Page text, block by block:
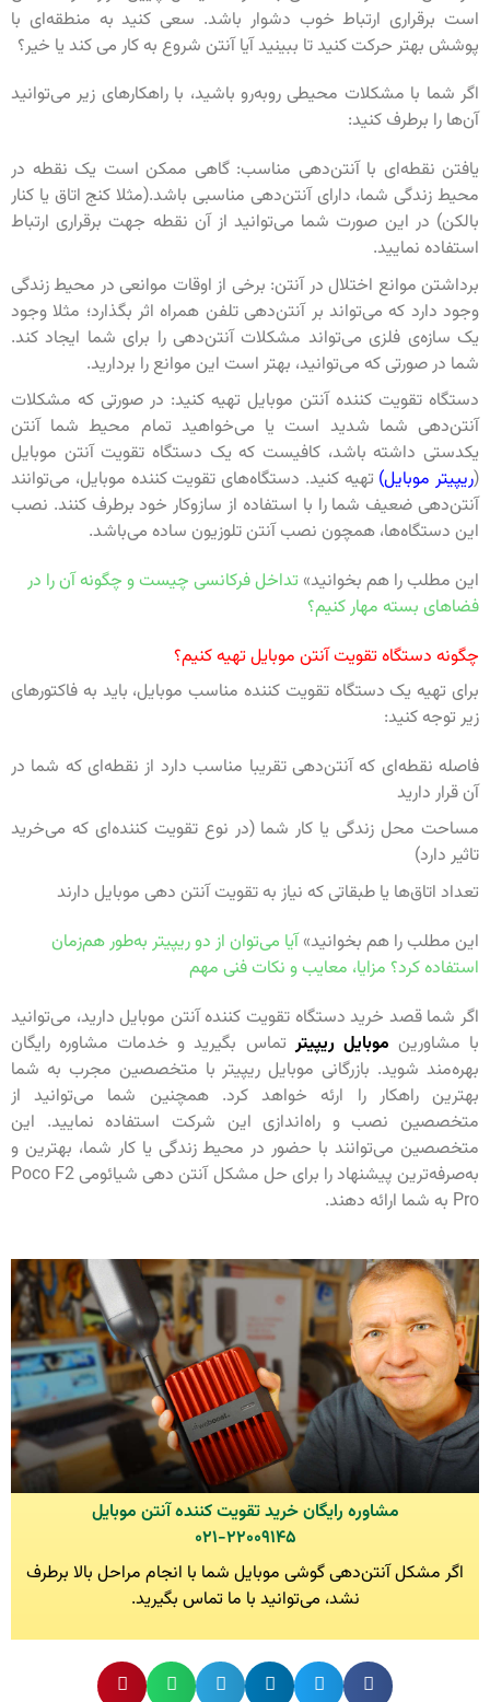
است برقراری ارتباط خوب دشوار باشد. سعی کنید به منطقه‌ای با
پوشش بهتر حرکت کنید تا ببینید آیا آنتن شروع به کار می کند یا خیر‌؟
اگر شما با مشکلات محیطی روبه‌رو باشید، با راهکارهای زیر می‌توانید
آن‌ها را برطرف کنید:
یافتن نقطه‌ای با آنتن‌دهی مناسب: گاهی ممکن است یک نقطه در
محیط زندگی شما، دارای آنتن‌دهی مناسبی باشد.(مثلا کنج اتاق یا کنار
بالکن) در این صورت شما می‌توانید از آن نقطه جهت برقراری ارتباط
استفاده نمایید.
برداشتن موانع اختلال در آنتن: برخی از اوقات موانعی در محیط زندگی
وجود دارد که می‌تواند بر آنتن‌دهی تلفن همراه اثر بگذارد؛ مثلا وجود
یک سازه‌ی فلزی می‌تواند مشکلات آنتن‌دهی را برای شما ایجاد کند.
شما در صورتی که می‌توانید، بهتر است این موانع را بردارید.
دستگاه تقویت کننده آنتن موبایل تهیه کنید: در صورتی که مشکلات
آنتن‌دهی شما شدید است یا می‌خواهید تمام محیط شما آنتن
یکدستی داشته باشد، کافیست که یک دستگاه تقویت آنتن موبایل
(ریپیتر موبایل) تهیه کنید. دستگاه‌های تقویت کننده موبایل، می‌توانند
آنتن‌دهی ضعیف شما را با استفاده از سازوکار خود برطرف کنند. نصب
این دستگاه‌ها، همچون نصب آنتن تلوزیون ساده می‌باشد.
این مطلب را هم بخوانید» تداخل فرکانسی چیست و چگونه آن را در
فضاهای بسته مهار کنیم؟
چگونه دستگاه تقویت آنتن موبایل تهیه کنیم؟
برای تهیه یک دستگاه تقویت کننده مناسب موبایل، باید به فاکتورهای
زیر توجه کنید:
فاصله نقطه‌ای که آنتن‌دهی تقریبا مناسب دارد از نقطه‌ای که شما در
آن قرار دارید
مساحت محل زندگی یا کار شما (در نوع تقویت کننده‌ای که می‌خرید
تاثیر دارد)
تعداد اتاق‌ها یا طبقاتی که نیاز به تقویت آنتن دهی موبایل دارند
این مطلب را هم بخوانید»آیا می‌توان از دو ریپیتر به‌طور هم‌زمان
استفاده کرد؟ مزایا، معایب و نکات فنی مهم
اگر شما قصد خرید دستگاه تقویت کننده آنتن موبایل دارید، می‌توانید
با مشاورین موبایل ریپیتر تماس بگیرید و خدمات مشاوره رایگان
بهره‌مند شوید. بازرگانی موبایل ریپیتر با متخصصین مجرب به شما
بهترین راهکار را ارئه خواهد کرد. همچنین شما می‌توانید از
متخصصین نصب و راه‌اندازی این شرکت استفاده نمایید. این
متخصصین می‌توانند با حضور در محیط زندگی یا کار شما، بهترین و
به‌صرفه‌ترین پیشنهاد را برای حل مشکل آنتن دهی شیائومی Poco F2
Pro به شما ارائه دهند.
مشاوره رایگان خرید تقویت کننده آنتن موبایل
۰۲۱-۲۲۰۰۹۱۴۵
اگر مشکل آنتن‌دهی گوشی موبایل شما با انجام مراحل بالا برطرف
نشد، می‌توانید با ما تماس بگیرید.